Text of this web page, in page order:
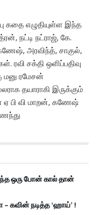
கதை எழுதியுள்ள இந்த
நட்டி நட்ராஜ், கே.
கணேஷ், அரவிந்த், சாகுல்,
ரவி சக்தி ஒளிப்பதிவு
மனு ரமேசன்
தயாராகி இருக்கும்
ஏ பி வி மாறன், கணேஷ்
ஒரு போன் கால் தான்
கவின் நடித்த ‘ஹாய்’ !